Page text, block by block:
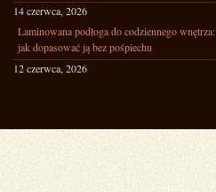
14 czerwca, 2026
Laminowana podłoga do codziennego wnętrza:
jak dopasować ją bez pośpiechu
12 czerwca, 2026